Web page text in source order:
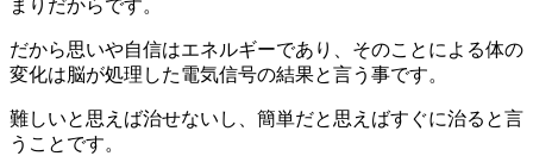
まりだからです。
だから思いや自信はエネルギーであり、そのことによる体の
変化は脳が処理した電気信号の結果と言う事です。
難しいと思えば治せないし、簡単だと思えばすぐに治ると言
うことです。